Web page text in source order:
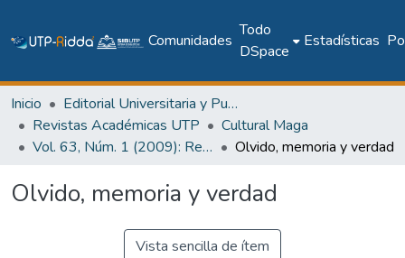
Comunidades
Todo
DSpace
Estadísticas
Inicio
Editorial Universitaria y Publicaciones Seriadas
Revistas Académicas UTP
Cultural Maga
Vol. 63, Núm. 1 (2009): Revista Maga
Olvido, memoria y verdad
Olvido, memoria y verdad
Vista sencilla de ítem